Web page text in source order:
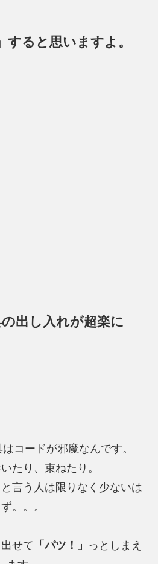
すると思いますよ。
出し入れが超楽に
コードが邪魔なんです。
たり、束ねたり。
と言う人は限りなく少ないは
ず。。。
せて 「パツ！」 っとしまえ